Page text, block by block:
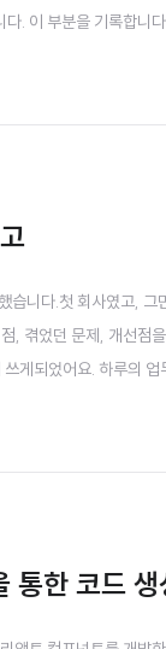
. 이 부분을 기록합니
습니다.첫 회사였고,
, 겪었던 문제, 개선
게되었어요. 하루의
한 코드